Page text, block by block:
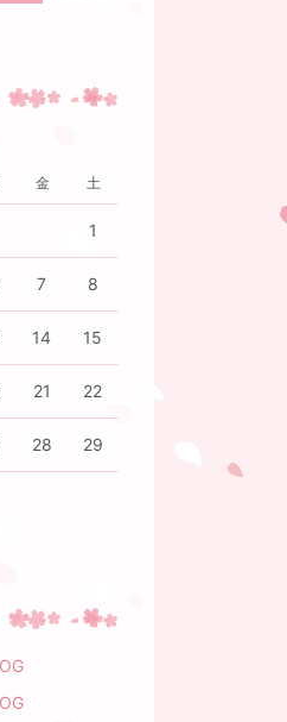
金 土
1
7 8
14 15
21 22
28 29